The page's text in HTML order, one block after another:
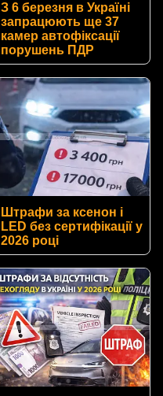
З 6 березня в Україні
запрацюють ще 37
камер автофіксації
порушень ПДР
Штрафи за ксенон і
LED без сертифікації у
2026 році